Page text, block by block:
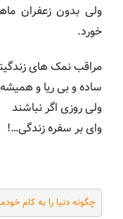
ولی بدون زعفران
خورد.
مراقب نمک های
ساده و بی ریا و
ولی روزی اگر نباشند
وای بر سفره زندگی…!
چگونه دنیا را به کام